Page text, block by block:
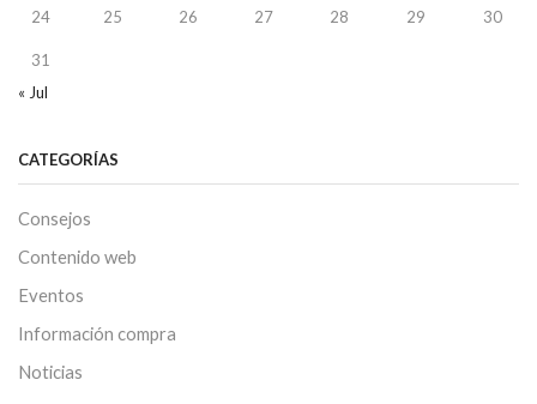
24 25 26 27 28 29 30
31
« Jul
CATEGORÍAS
Consejos
Contenido web
Eventos
Información compra
Noticias